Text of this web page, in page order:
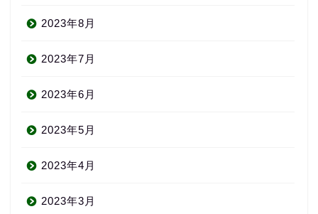
2023年8月
2023年7月
2023年6月
2023年5月
2023年4月
2023年3月